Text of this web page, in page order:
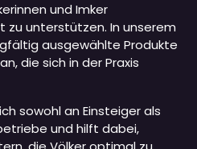
und Imker
zu unterstützen. In unserem
ausgewählte Produkte
die sich in der Praxis
sowohl an Einsteiger als
und hilft dabei,